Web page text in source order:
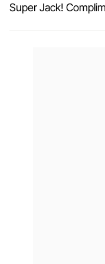
Super Jack!